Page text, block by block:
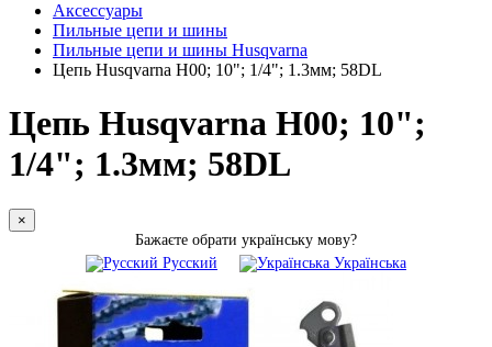
Аксессуары
Пильные цепи и шины
Пильные цепи и шины Husqvarna
Цепь Husqvarna Н00; 10"; 1/4"; 1.3мм; 58DL
Цепь Husqvarna Н00; 10";
1/4"; 1.3мм; 58DL
×
Бажаєте обрати українську мову?
Русский
Українська